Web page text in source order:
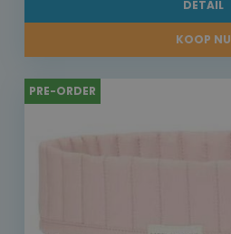
DETAIL
KOOP NU
PRE-ORDER